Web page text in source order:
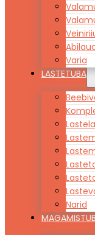
Varia
LASTETUBA
Narid